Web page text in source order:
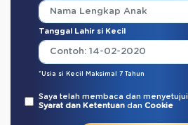
Tanggal Lahir si Kecil
*Usia si Kecil Maksimal 7 Tahun
Saya telah membaca dan menyetujui
Syarat dan Ketentuan dan Cookie